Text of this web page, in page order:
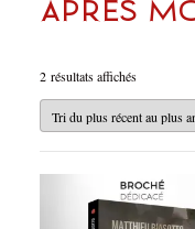
après
2 résultats affichésTrié
du
plus
récent
plus
ancien